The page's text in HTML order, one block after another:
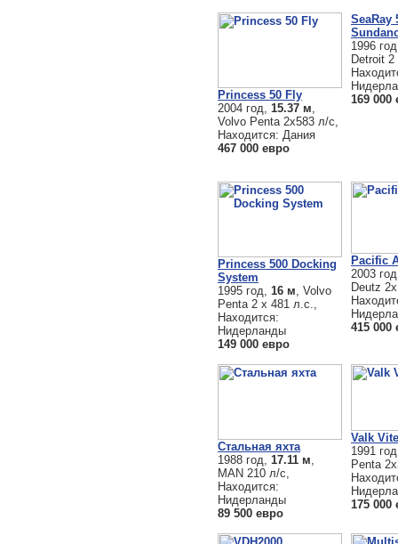
Princess 50 Fly
2004 год, 15.37 м
Volvo Penta 2х583 л/с,
Находится: Дания
467 000 евро
SeaRay
1996
Detroit
169 000
Princess 500 Docking
System
1995 год, 16 м , Volvo
Penta 2 х 481 л.с.,
Находится:
Нидерланды
149 000 евро
Pacific
2003
Deutz
415 000
Стальная яхта
1988 год, 17.11 м
MAN 210 л/с,
Находится:
Нидерланды
89 500 евро
Valk
1991
Penta
175 000